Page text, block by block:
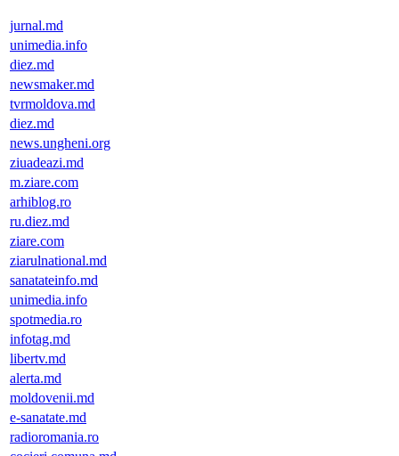
jurnal.md
unimedia.info
diez.md
newsmaker.md
tvrmoldova.md
diez.md
news.ungheni.org
ziuadeazi.md
m.ziare.com
arhiblog.ro
ru.diez.md
ziare.com
ziarulnational.md
sanatateinfo.md
unimedia.info
spotmedia.ro
infotag.md
libertv.md
alerta.md
moldovenii.md
e-sanatate.md
radioromania.ro